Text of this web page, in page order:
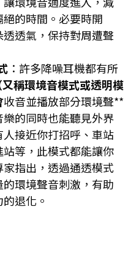
的時間。必要時開
透氣，保持對周遭聲
：許多降噪耳機都有所
又稱環境音模式或透明模
收音並播放部分環境聲**
的同時也能聽見外界
接近你打招呼、車站
等，此模式都能讓你
指出，透過通透模式
環境聲音刺激，有助
退化​。